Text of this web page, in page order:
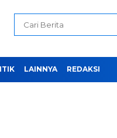
LAINNYA REDAKSI